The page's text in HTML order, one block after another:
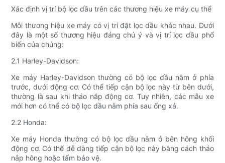
Xác định vị trí bộ lọc dầu trên các thương hiệu xe máy cụ thể
Mỗi thương hiệu xe máy có vị trí đặt lọc dầu khác nhau. Dưới
đây là một số thương hiệu đáng chú ý và vị trí lọc dầu phổ
biến của chúng:
2.1 Harley-Davidson:
Xe máy Harley-Davidson thường có bộ lọc dầu nằm ở phía
trước, dưới động cơ. Có thể tiếp cận bộ lọc này từ bên dưới,
thường là sau khi tháo nắp động cơ. Tuy nhiên, các mẫu xe
mới hơn có thể có bộ lọc dầu nằm phía sau ống xả.
2.2 Honda:
Xe máy Honda thường có bộ lọc dầu nằm ở bên hông khối
động cơ. Có thể dễ dàng tiếp cận bộ lọc này bằng cách tháo
nắp hông hoặc tấm bảo vệ.